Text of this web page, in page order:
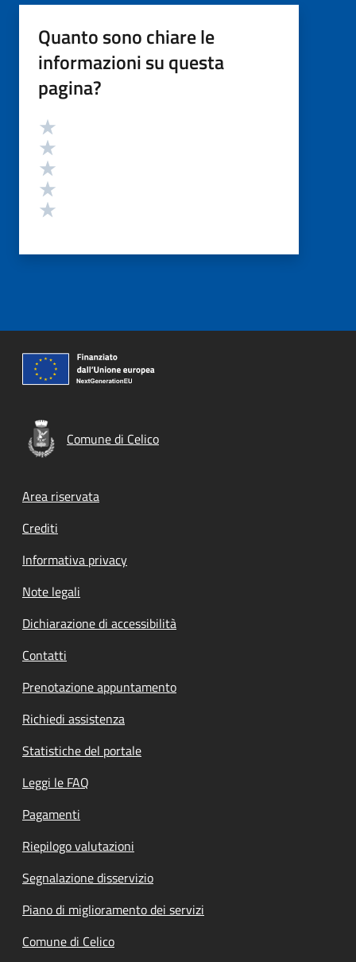
Quanto sono chiare le
informazioni su questa
pagina?
Valutazione
Comune di Celico
Footer menu
Area riservata
Crediti
Informativa privacy
Note legali
Dichiarazione di accessibilità
Contatti
Prenotazione appuntamento
Richiedi assistenza
Statistiche del portale
Leggi le FAQ
Pagamenti
Riepilogo valutazioni
Segnalazione disservizio
Piano di miglioramento dei servizi
Comune di Celico